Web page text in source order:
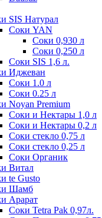
SIS Натурал
Соки YAN
Соки 0,930 л
Соки 0,250 л
Соки SIS 1,6 л.
Иджеван
Соки 1.0 л
Соки 0.25 л
Noyan Premium
Соки и Нектары 1,0 л
Соки и Нектары 0,2 л
Соки стекло 0,75 л
Соки стекло 0,25 л
Соки Органик
Витал
te Gusto
Шамб
Арарат
Соки Tetra Pak 0,97л.